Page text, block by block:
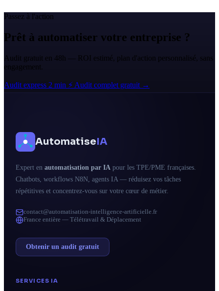
Passez à l'action
Prêt à automatiser votre entreprise ?
Audit gratuit en 48h — ROI estimé, plan d'action personnalisé, sans
engagement.
Audit express 2 min ⚡ Audit complet gratuit →
AutomatiseIA
Expert en automatisation par IA pour les TPE/PME françaises.
Chatbots, workflows N8N, agents IA — réduisez vos tâches
répétitives et concentrez-vous sur votre cœur de métier.
contact@automatisation-intelligence-artificielle.fr
France entière — Télétravail & Déplacement
Obtenir un audit gratuit
SERVICES IA